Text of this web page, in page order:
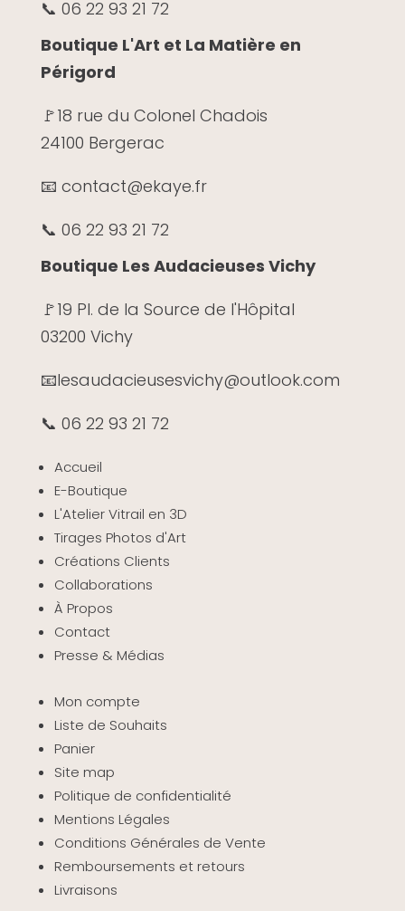
📞 06 22 93 21 72
Boutique L'Art et La Matière en
Périgord
🚩18 rue du Colonel Chadois
24100 Bergerac
📧 contact@ekaye.fr
📞 06 22 93 21 72
Boutique Les Audacieuses Vichy
🚩19 Pl. de la Source de l'Hôpital
03200 Vichy
📧lesaudacieusesvichy@outlook.com
📞 06 22 93 21 72
Accueil
E-Boutique
L'Atelier Vitrail en 3D
Tirages Photos d'Art
Créations Clients
Collaborations
À Propos
Contact
Presse & Médias
Mon compte
Liste de Souhaits
Panier
Site map
Politique de confidentialité
Mentions Légales
Conditions Générales de Vente
Remboursements et retours
Livraisons